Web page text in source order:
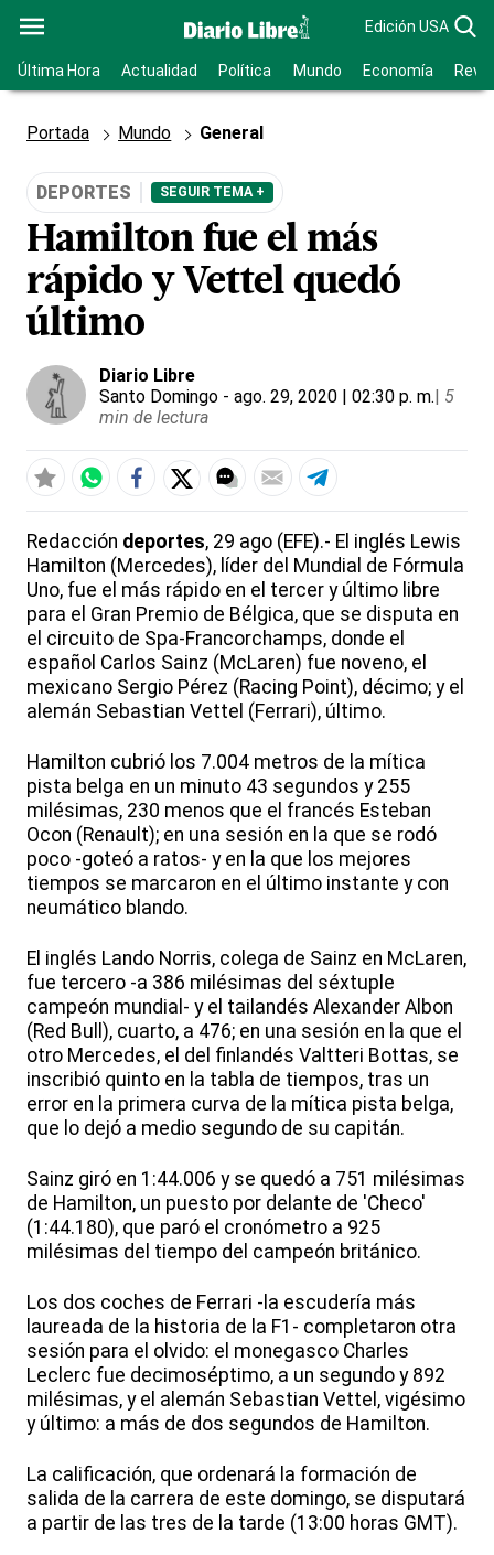
Edición USA
Última Hora Actualidad Política Mundo Economía
Portada Mundo General
DEPORTES SEGUIR TEMA +
Hamilton fue el más
rápido y Vettel quedó
último
Diario Libre
Santo Domingo - ago. 29, 2020 | 02:30 p. m.| 5
min de lectura
Redacción deportes, 29 ago (EFE).- El inglés Lewis
Hamilton (Mercedes), líder del Mundial de Fórmula
Uno, fue el más rápido en el tercer y último libre
para el Gran Premio de Bélgica, que se disputa en
el circuito de Spa-Francorchamps, donde el
español Carlos Sainz (McLaren) fue noveno, el
mexicano Sergio Pérez (Racing Point), décimo; y el
alemán Sebastian Vettel (Ferrari), último.
Hamilton cubrió los 7.004 metros de la mítica
pista belga en un minuto 43 segundos y 255
milésimas, 230 menos que el francés Esteban
Ocon (Renault); en una sesión en la que se rodó
poco -goteó a ratos- y en la que los mejores
tiempos se marcaron en el último instante y con
neumático blando.
El inglés Lando Norris, colega de Sainz en McLaren,
fue tercero -a 386 milésimas del séxtuple
campeón mundial- y el tailandés Alexander Albon
(Red Bull), cuarto, a 476; en una sesión en la que el
otro Mercedes, el del finlandés Valtteri Bottas, se
inscribió quinto en la tabla de tiempos, tras un
error en la primera curva de la mítica pista belga,
que lo dejó a medio segundo de su capitán.
Sainz giró en 1:44.006 y se quedó a 751 milésimas
de Hamilton, un puesto por delante de 'Checo'
(1:44.180), que paró el cronómetro a 925
milésimas del tiempo del campeón británico.
Los dos coches de Ferrari -la escudería más
laureada de la historia de la F1- completaron otra
sesión para el olvido: el monegasco Charles
Leclerc fue decimoséptimo, a un segundo y 892
milésimas, y el alemán Sebastian Vettel, vigésimo
y último: a más de dos segundos de Hamilton.
La calificación, que ordenará la formación de
salida de la carrera de este domingo, se disputará
a partir de las tres de la tarde (13:00 horas GMT).